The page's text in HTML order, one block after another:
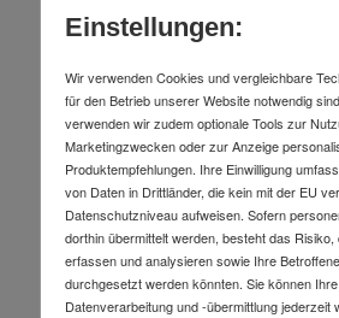
Mafell Anker
088169
Art.-Nr.67001352
Lieferzeit: 2-3
108,98 €
inkl. MwSt.
Einstellungen:
Wir verwenden Cookies und vergleichbare
für den Betrieb unserer Website notwendig
verwenden wir zudem optionale Tools zur
Marketingzwecken oder zur Anzeige
Produktempfehlungen. Ihre Einwilligung
von Daten in Drittländer, die kein mit der EU
Datenschutzniveau aufweisen. Sofern
dorthin übermittelt werden, besteht das
erfassen und analysieren sowie Ihre
durchgesetzt werden könnten. Sie können
Datenverarbeitung und -übermittlung jederzeit